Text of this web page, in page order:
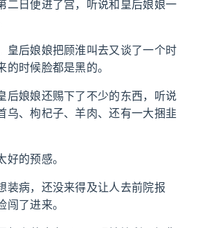
二日便进了宫，听说和皇后娘娘一
皇后娘娘把顾淮叫去又谈了一个时
的时候脸都是黑的。
后娘娘还赐下了不少的东西，听说
乌、枸杞子、羊肉、还有一大捆韭
的预感。
装病，还没来得及让人去前院报
了进来。